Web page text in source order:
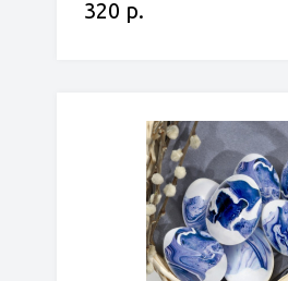
320 р.